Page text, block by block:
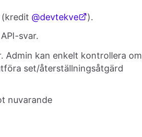
@devtekve
).
svar.
Admin kan enkelt kontrollera om
set/återställningsåtgärd
nuvarande